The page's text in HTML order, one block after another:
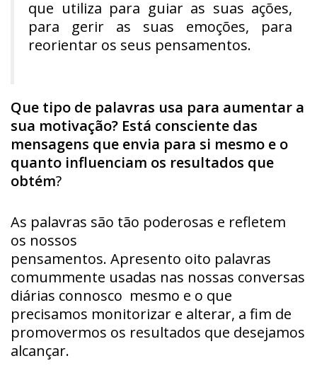
que utiliza para guiar as suas ações,
para gerir as suas emoções, para
reorientar os seus pensamentos.
Que tipo de palavras usa para aumentar a
sua motivação? Está consciente das
mensagens que envia para si mesmo e o
quanto influenciam os resultados que
obtém?
As palavras são tão poderosas e refletem
os nossos
pensamentos. Apresento oito palavras
comummente usadas nas nossas conversas
diárias connosco mesmo e o que
precisamos monitorizar e alterar, a fim de
promovermos os resultados que desejamos
alcançar.